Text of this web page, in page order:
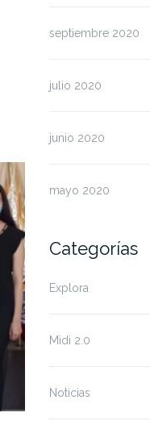
septiembre 2020
julio 2020
junio 2020
mayo 2020
Categorías
Explora
Midi 2.0
Noticias